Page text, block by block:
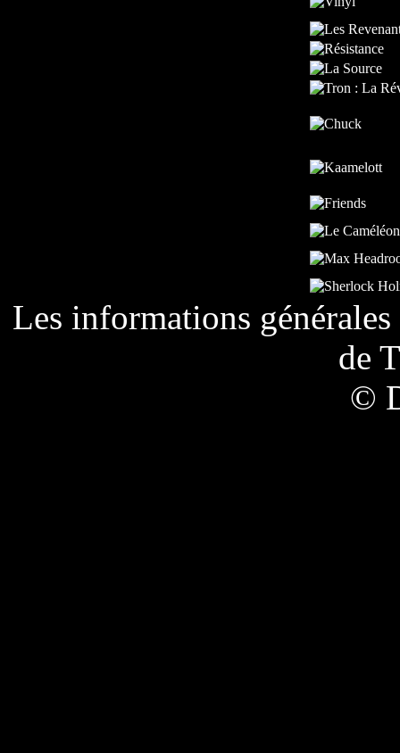
Les informations générales
de
©